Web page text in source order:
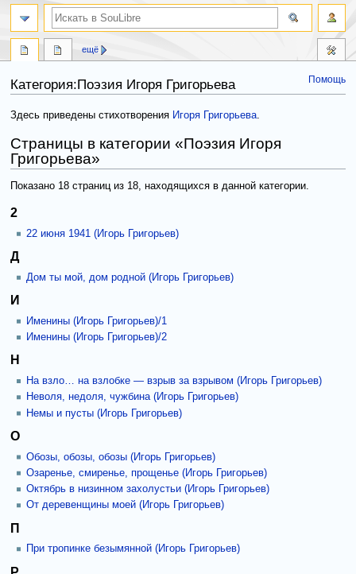
Помощь
Категория:Поэзия Игоря Григорьева
Перейти
навигации
Перейти
поиску
Здесь приведены стихотворения Игоря Григорьева.
Страницы в категории «Поэзия Игоря
Григорьева»
Показано 18 страниц из 18, находящихся в данной категории.
2
22 июня 1941 (Игорь Григорьев)
Д
Дом ты мой, дом родной (Игорь Григорьев)
И
Именины (Игорь Григорьев)/1
Именины (Игорь Григорьев)/2
Н
На взло… на взлобке — взрыв за взрывом (Игорь Григорьев)
Неволя, недоля, чужбина (Игорь Григорьев)
Немы и пусты (Игорь Григорьев)
О
Обозы, обозы, обозы (Игорь Григорьев)
Озаренье, смиренье, прощенье (Игорь Григорьев)
Октябрь в низинном захолустьи (Игорь Григорьев)
От деревенщины моей (Игорь Григорьев)
П
При тропинке безымянной (Игорь Григорьев)
ещё